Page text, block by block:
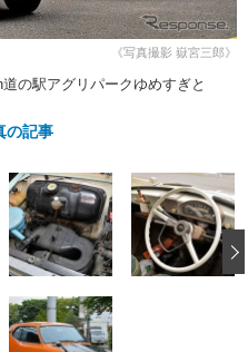
クト
プロショップ検索
コラム
《写真撮影 嶽宮三郎》
の駅アグリパークゆめすぎと
の記事